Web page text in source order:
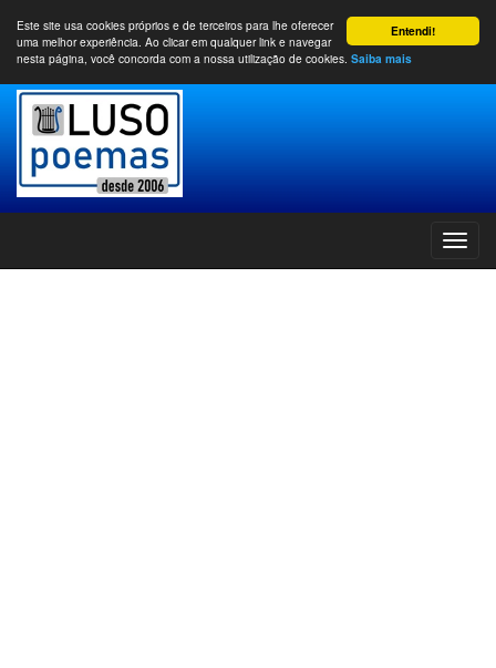
Entendi!
Este site usa cookies próprios e de terceiros para lhe oferecer
uma melhor experiência. Ao clicar em qualquer link e navegar
nesta página, você concorda com a nossa utilização de cookies. Saiba mais